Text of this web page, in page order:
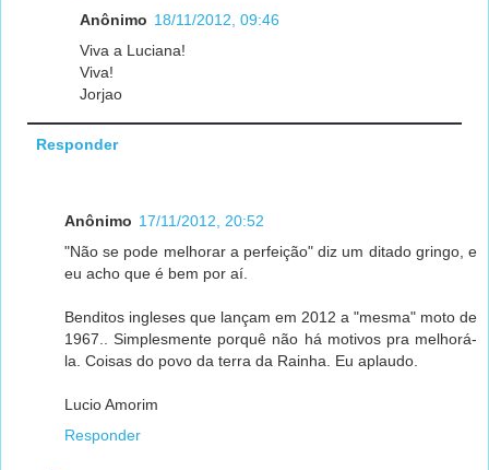
Anônimo 18/11/2012, 09:46
Viva a Luciana!
Viva!
Jorjao
Responder
Anônimo 17/11/2012, 20:52
"Não se pode melhorar a perfeição" diz um ditado gringo, e
eu acho que é bem por aí.
Benditos ingleses que lançam em 2012 a "mesma" moto de
1967.. Simplesmente porquê não há motivos pra melhorá-
la. Coisas do povo da terra da Rainha. Eu aplaudo.
Lucio Amorim
Responder